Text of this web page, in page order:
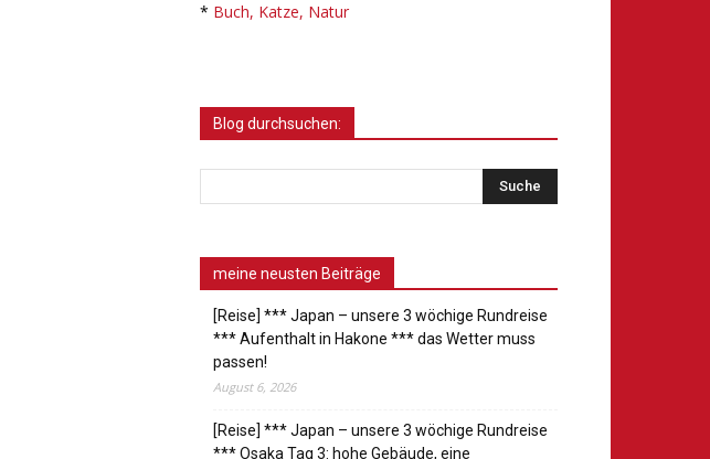
* Buch, Katze, Natur
Blog durchsuchen:
meine neusten Beiträge
[Reise] *** Japan – unsere 3 wöchige Rundreise
*** Aufenthalt in Hakone *** das Wetter muss
passen!
August 6, 2026
[Reise] *** Japan – unsere 3 wöchige Rundreise
*** Osaka Tag 3: hohe Gebäude, eine